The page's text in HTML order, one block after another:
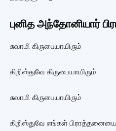
புனித அந்தோனியார்
சுவாமி கிருபையாயிரும்
கிறிஸ்துவே கிருபையாயிரும்
சுவாமி கிருபையாயிரும்
கிறிஸ்துவே எங்கள்